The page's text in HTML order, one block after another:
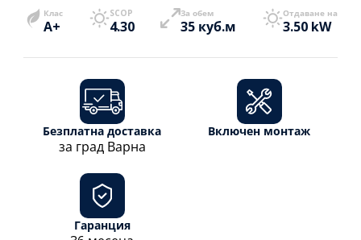
Клас
A+
SCOP
4.30
За обем
35 куб.м
Отдаване на
3.50 kW
Безплатна доставка
за град Варна
Включен монтаж
Гаранция